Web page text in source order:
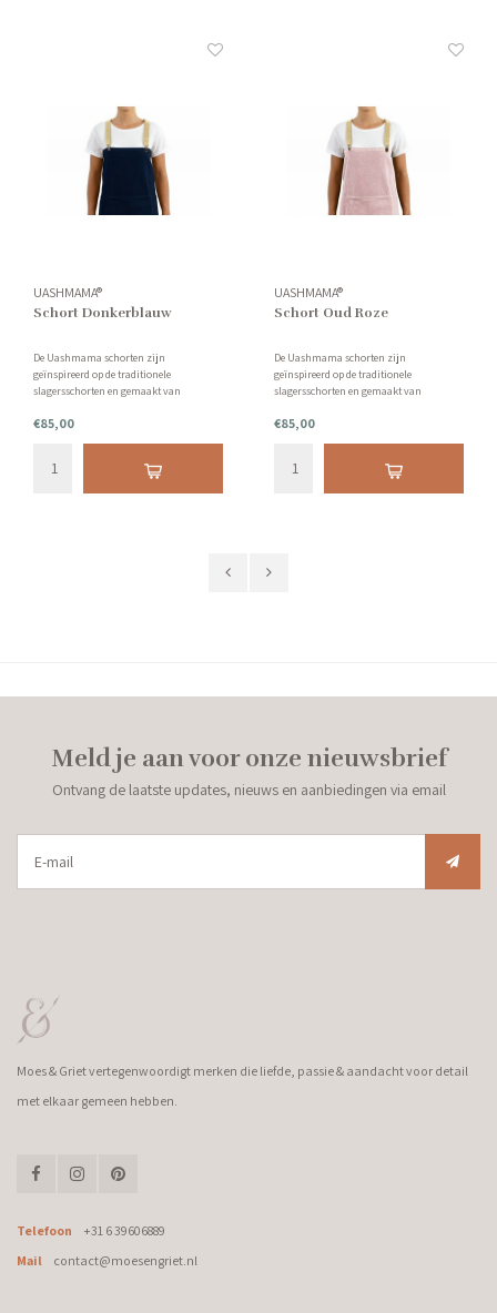
UASHMAMA®
Schort Donkerblauw
De Uashmama schorten zijn
geïnspireerd op de traditionele
slagersschorten en gemaakt van
in diverse kleuren.
€85,00
UASHMAMA®
Schort Oud Roze
De Uashmama schorten zijn
geïnspireerd op de traditionele
slagersschorten en gemaakt van
in diverse kleuren.
€85,00
Meld je aan voor onze nieuwsbrief
Ontvang de laatste updates, nieuws en aanbiedingen via email
Moes & Griet vertegenwoordigt merken die liefde, passie & aandacht voor detail
met elkaar gemeen hebben.
Telefoon
+31 6 39606889
Mail
contact@moesengriet.nl